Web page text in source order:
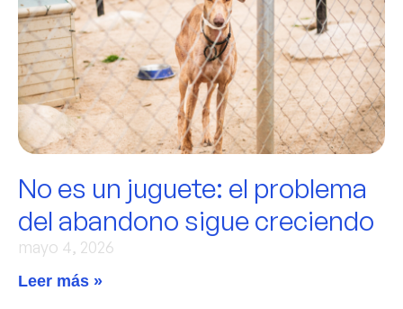
No es un juguete: el problema
del abandono sigue creciendo
mayo 4, 2026
Leer más »